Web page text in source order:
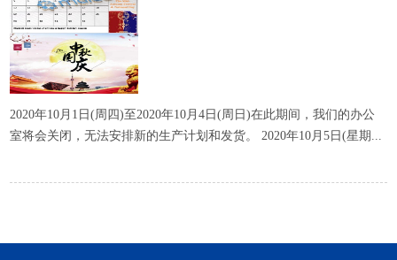
2020年10月1日(周四)至2020年10月4日(周日)在此期间，我们的办公
室将会关闭，无法安排新的生产计划和发货。 2020年10月5日(星期...